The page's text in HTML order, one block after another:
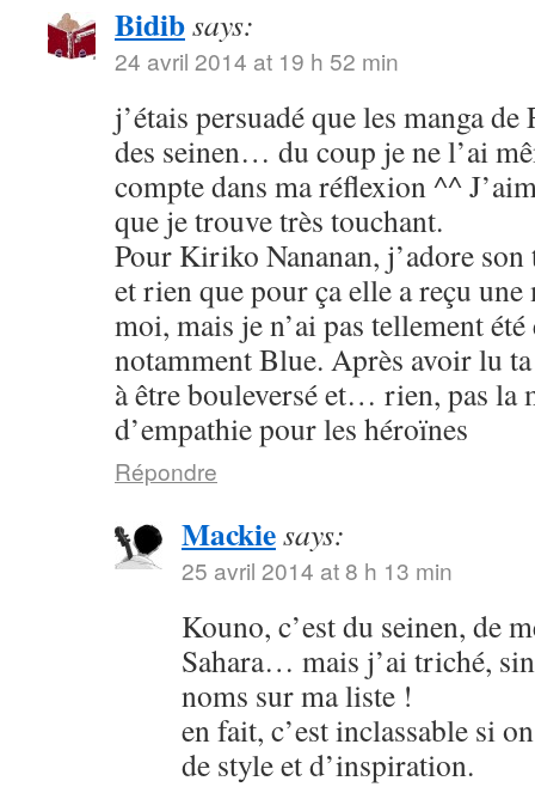
Bidibsays:
24 avril 2014 at 19 h 52 min
j’étais persuadé que les manga
des seinen… du coup je ne l’ai
compte dans ma réflexion ^^
que je trouve très touchant.
Pour Kiriko Nananan, j’adore
et rien que pour ça elle a reçu
moi, mais je n’ai pas tellement
notamment Blue. Après avoir lu
à être bouleversé et… rien, pas la
d’empathie pour les héroïnes
Répondre
Mackiesays:
25 avril 2014 at 8 h 13 min
Kouno, c’est du seinen, de
Sahara… mais j’ai triché,
noms sur ma liste !
en fait, c’est inclassable si
de style et d’inspiration.